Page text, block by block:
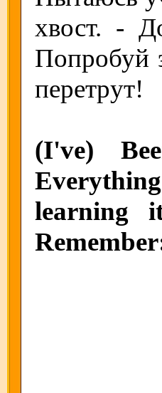
хвост. -
Попробуй
перетрут!
(I've)
learning